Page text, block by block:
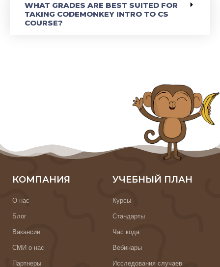
WHAT GRADES ARE BEST SUITED FOR
TAKING CODEMONKEY INTRO TO CS
COURSE?
КОМПАНИЯ
О нас
Блог
Вакансии
СМИ о нас
Партнеры
УЧЕБНЫЙ ПЛАН
Курсы
Стандарты
Час кода
Вебинары
Исследования случаев